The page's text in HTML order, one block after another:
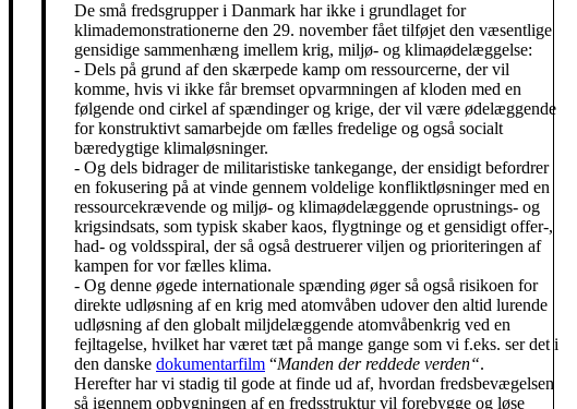
De små fredsgrupper i Danmark har ikke i grundlaget for
klimademonstrationerne den 29. november fået tilføjet den væsentlige
gensidige sammenhæng imellem krig, miljø- og klimaødelæggelse:
- Dels på grund af den skærpede kamp om ressourcerne, der vil
komme, hvis vi ikke får bremset opvarmningen af kloden med en
følgende ond cirkel af spændinger og krige, der vil være ødelæggende
for konstruktivt samarbejde om fælles fredelige og også socialt
bæredygtige klimaløsninger.
- Og dels bidrager de militaristiske tankegange, der ensidigt befordrer
en fokusering på at vinde gennem voldelige konfliktløsninger med en
ressourcekrævende og miljø- og klimaødelæggende oprustnings- og
krigsindsats, som typisk skaber kaos, flygtninge og et gensidigt offer-,
had- og voldsspiral, der så også destruerer viljen og prioriteringen af
kampen for vor fælles klima.
- Og denne øgede internationale spænding øger så også risikoen for
direkte udløsning af en krig med atomvåben udover den altid lurende
udløsning af den globalt miljdelæggende atomvåbenkrig ved en
fejltagelse, hvilket har været tæt på mange gange som vi f.eks. ser det i
den danske dokumentarfilm “Manden der reddede verden“.
Herefter har vi stadig til gode at finde ud af, hvordan fredsbevægelsen
så igennem opbygningen af en fredsstruktur vil forebygge og løse